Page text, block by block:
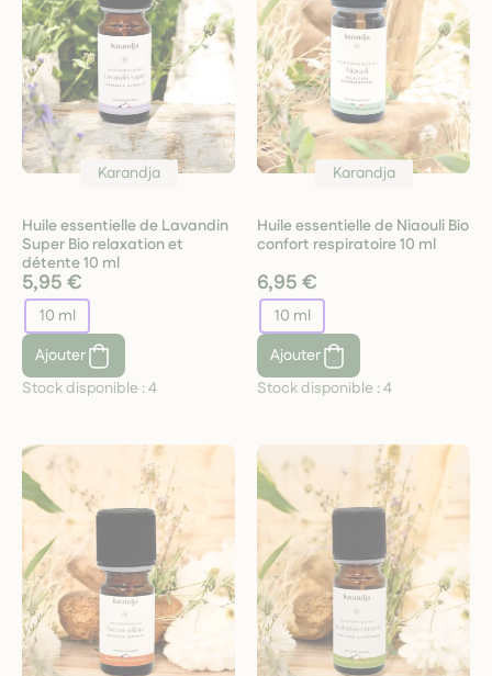
Karandja
Huile essentielle de Lavandin
Super Bio relaxation et
détente 10 ml
5,95 €
10 ml
Ajouter
Stock disponible :4
Karandja
Huile essentielle de Niaouli Bio
confort respiratoire 10 ml
6,95 €
10 ml
Ajouter
Stock disponible :4